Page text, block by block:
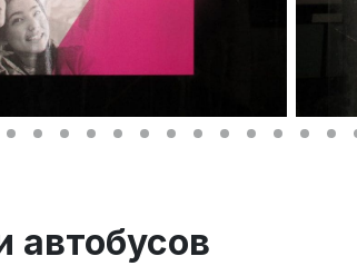
автобусов